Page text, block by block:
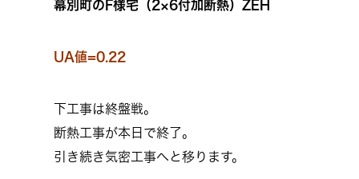
幕別町のF様宅（2×6付加断熱）ZEH
UA値=0.22
下工事は終盤戦。
断熱工事が本日で終了。
引き続き気密工事へと移ります。